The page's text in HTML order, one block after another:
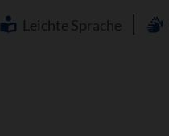
Leichte Sprache